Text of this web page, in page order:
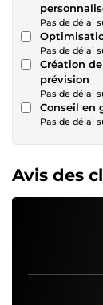
Pas de délai
Pas de délai
Création
prévision
Pas de délai
Conseil en
Pas de délai
Avis des